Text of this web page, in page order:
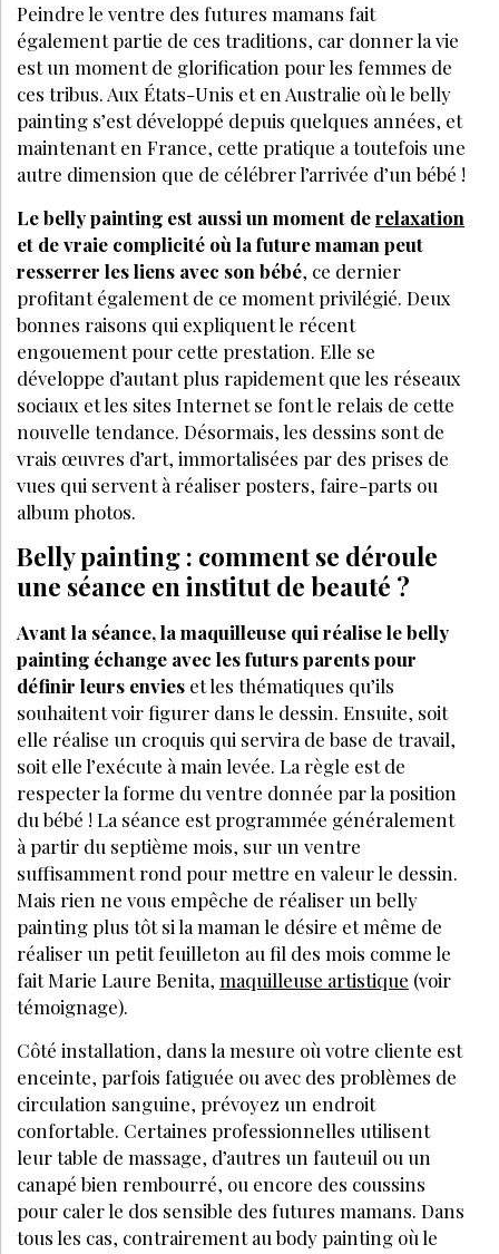
Peindre le ventre des futures mamans fait
également partie de ces traditions, car donner la vie
est un moment de glorification pour les femmes de
ces tribus. Aux États-Unis et en Australie où le belly
painting s’est développé depuis quelques années, et
maintenant en France, cette pratique a toutefois une
autre dimension que de célébrer l’arrivée d’un bébé !
Le belly painting est aussi un moment derelaxation
et de vraie complicité où la future maman peut
resserrer les liens avec son bébé, ce dernier
profitant également de ce moment privilégié. Deux
bonnes raisons qui expliquent le récent
engouement pour cette prestation. Elle se
développe d’autant plus rapidement que les réseaux
sociaux et les sites Internet se font le relais de cette
nouvelle tendance. Désormais, les dessins sont de
vrais œuvres d’art, immortalisées par des prises de
vues qui servent à réaliser posters, faire-parts ou
album photos.
Belly painting : comment se déroule
une séance en institut de beauté ?
Avant la séance, la maquilleuse qui réalise le belly
painting échange avec les futurs parents pour
définir leurs envies et les thématiques qu’ils
souhaitent voir figurer dans le dessin. Ensuite, soit
elle réalise un croquis qui servira de base de travail,
soit elle l’exécute à main levée. La règle est de
respecter la forme du ventre donnée par la position
du bébé ! La séance est programmée généralement
à partir du septième mois, sur un ventre
suffisamment rond pour mettre en valeur le dessin.
Mais rien ne vous empêche de réaliser un belly
painting plus tôt si la maman le désire et même de
réaliser un petit feuilleton au fil des mois comme le
fait Marie Laure Benita, maquilleuse artistique (voir
témoignage).
Côté installation, dans la mesure où votre cliente est
enceinte, parfois fatiguée ou avec des problèmes de
circulation sanguine, prévoyez un endroit
confortable. Certaines professionnelles utilisent
leur table de massage, d’autres un fauteuil ou un
canapé bien rembourré, ou encore des coussins
pour caler le dos sensible des futures mamans. Dans
tous les cas, contrairement au body painting où le